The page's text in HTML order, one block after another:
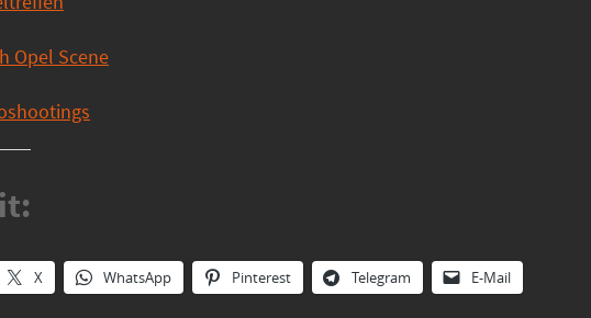
Opel Scene
X WhatsApp Pinterest Telegram E-Mail